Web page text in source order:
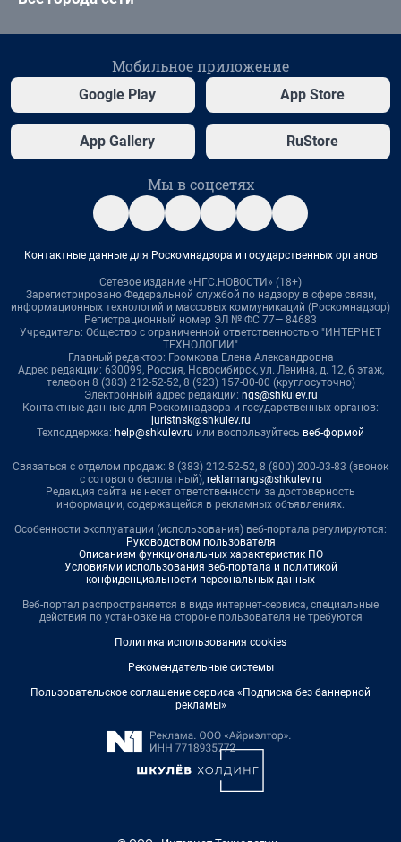
Мобильное приложение
Google Play App Store
App Gallery RuStore
Мы в соцсетях
Контактные данные для Роскомнадзора и государственных органов
Сетевое издание «НГС.НОВОСТИ» (18+)
Зарегистрировано Федеральной службой по надзору в сфере связи,
информационных технологий и массовых коммуникаций (Роскомнадзор)
Регистрационный номер ЭЛ № ФС 77— 84683
Учредитель: Общество с ограниченной ответственностью "ИНТЕРНЕТ
ТЕХНОЛОГИИ"
Главный редактор: Громкова Елена Александровна
Адрес редакции: 630099, Россия, Новосибирск, ул. Ленина, д. 12, 6 этаж,
телефон 8 (383) 212-52-52, 8 (923) 157-00-00 (круглосуточно)
Электронный адрес редакции: ngs@shkulev.ru
Контактные данные для Роскомнадзора и государственных органов:
juristnsk@shkulev.ru
Техподдержка: help@shkulev.ru или воспользуйтесь веб-формой
Связаться с отделом продаж: 8 (383) 212-52-52, 8 (800) 200-03-83 (звонок
с сотового бесплатный), reklamangs@shkulev.ru
Редакция сайта не несет ответственности за достоверность
информации, содержащейся в рекламных объявлениях.
Особенности эксплуатации (использования) веб-портала регулируются:
Руководством пользователя
Описанием функциональных характеристик ПО
Условиями использования веб-портала и политикой
конфиденциальности персональных данных
Веб-портал распространяется в виде интернет-сервиса, специальные
действия по установке на стороне пользователя не требуются
Политика использования cookies
Рекомендательные системы
Пользовательское соглашение сервиса «Подписка без баннерной
рекламы»